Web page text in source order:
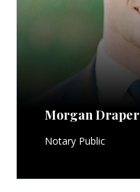
Morgan Draper
Notary Public